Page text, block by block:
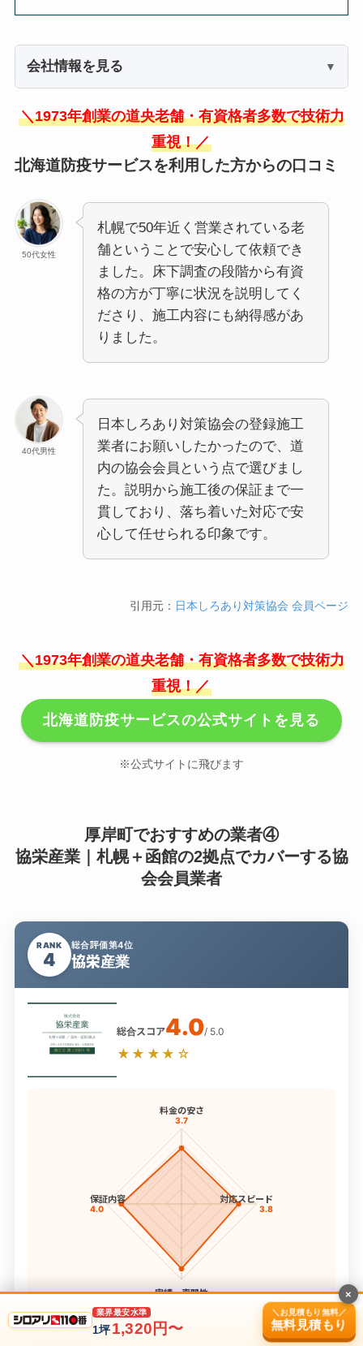
会社情報を見る
＼1973年創業の道央老舗・有資格者多数で技術力
重視！／
北海道防疫サービスを利用した方からの口コミ
50代女性
札幌で50年近く営業されている老
舗ということで安心して依頼でき
ました。床下調査の段階から有資
格の方が丁寧に状況を説明してく
ださり、施工内容にも納得感があ
りました。
40代男性
日本しろあり対策協会の登録施工
業者にお願いしたかったので、道
内の協会会員という点で選びまし
た。説明から施工後の保証まで一
貫しており、落ち着いた対応で安
心して任せられる印象です。
引用元： 日本しろあり対策協会 会員ページ
＼1973年創業の道央老舗・有資格者多数で技術力
重視！／
北海道防疫サービスの公式サイトを見る
※公式サイトに飛びます
厚岸町でおすすめの業者④
協栄産業｜札幌＋函館の2拠点でカバーする協
会会員業者
RANK
4
総合評価第4位
協栄産業
総合スコア4.0/ 5.0
★★★★☆
料金の安さ
3.7
対応スピード
3.8
実績・専門性
保証内容
4.0
4項目スコア
業界最安水準
1坪 1,320円〜
＼お見積もり無料／
無料見積もり
×